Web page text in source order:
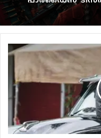
ആരാധകർ
പാരഡൈസ്’ ടീസർ
പൃഥ്വിരാജിന്റെ
ശര്‍മ്മ